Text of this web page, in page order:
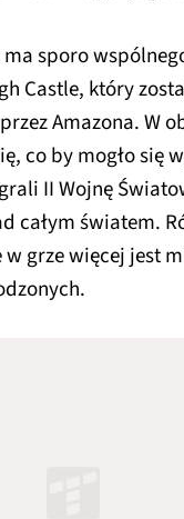
sporo
Castle, który
Amazona. W
co by mogło się
II Wojnę
całym światem.
grze więcej jest